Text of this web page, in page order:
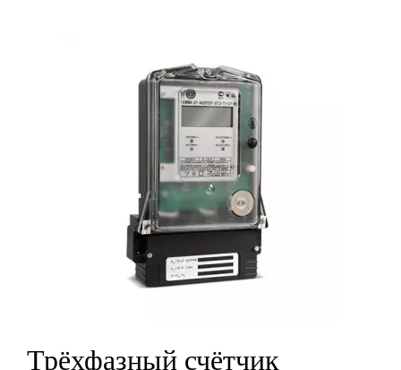
Трёхфазный счётчик